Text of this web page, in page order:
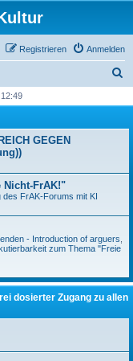
Anmelden
Registrieren
h
GEGEN
FrAK!"
des FrAK-Forums mit KI
- Introduction of arguers
zum Thema "Freie
dosierter Zugang zu allen